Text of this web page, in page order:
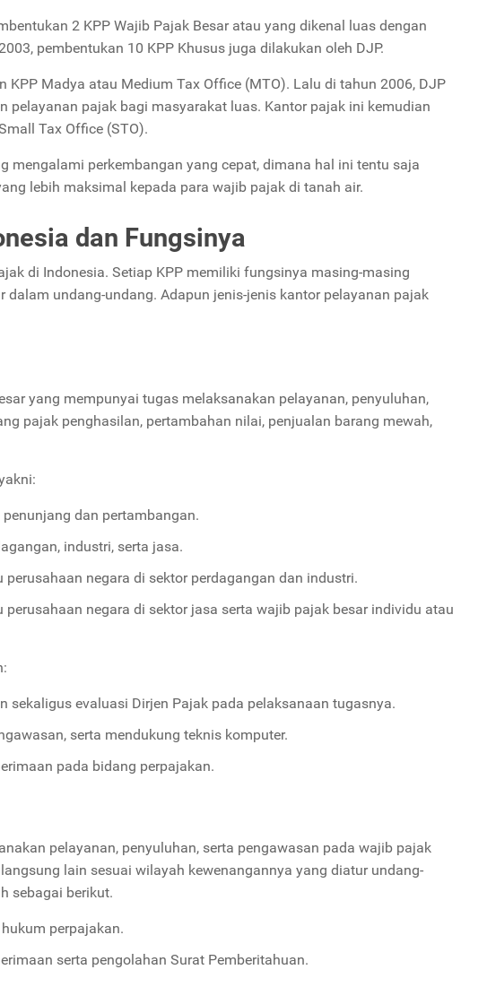
2 KPP Wajib Pajak Besar atau yang dikenal luas dengan
pembentukan 10 KPP Khusus juga dilakukan oleh DJP.
KPP Madya atau Medium Tax Office (MTO). Lalu di tahun 2006, DJP
pelayanan pajak bagi masyarakat luas. Kantor pajak ini kemudian
Tax Office (STO).
mengalami perkembangan yang cepat, dimana hal ini tentu saja
lebih maksimal kepada para wajib pajak di tanah air.
dan Fungsinya
di Indonesia. Setiap KPP memiliki fungsinya masing-masing
undang-undang. Adapun jenis-jenis kantor pelayanan pajak
yang mempunyai tugas melaksanakan pelayanan, penyuluhan,
pajak penghasilan, pertambahan nilai, penjualan barang mewah,
dan pertambangan.
industri, serta jasa.
perusahaan negara di sektor perdagangan dan industri.
perusahaan negara di sektor jasa serta wajib pajak besar individu atau
sekaligus evaluasi Dirjen Pajak pada pelaksanaan tugasnya.
serta mendukung teknis komputer.
pada bidang perpajakan.
pelayanan, penyuluhan, serta pengawasan pada wajib pajak
lain sesuai wilayah kewenangannya yang diatur undang-
sebagai berikut.
perpajakan.
serta pengolahan Surat Pemberitahuan.